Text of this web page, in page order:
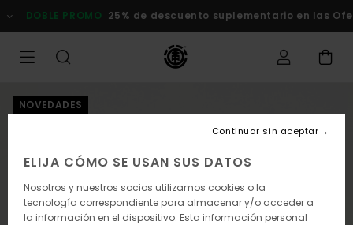
la
DOBLE PROMO 25% de descuento suplementario en las
NOVEDADES
ELIJA CÓMO SE USAN SUS DATOS
Nosotros y nuestros socios utilizamos cookies o la
tecnología correspondiente para almacenar y/o acceder a
la información en el dispositivo. Esta información personal
Continuar sin aceptar